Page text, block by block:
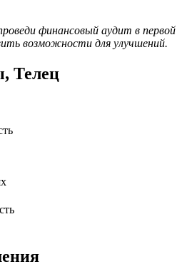
финансовый аудит в первой
возможности для улучшений.
Телец